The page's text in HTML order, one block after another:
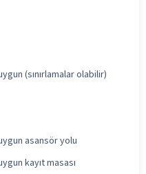
(sınırlamalar olabilir)
asansör yolu
kayıt masası